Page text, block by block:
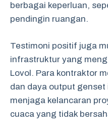
berbagai keperluan,
pendingin ruangan.
Testimoni positif juga
infrastruktur yang
Lovol. Para kontraktor
dan daya output
menjaga kelancaran
cuaca yang tidak